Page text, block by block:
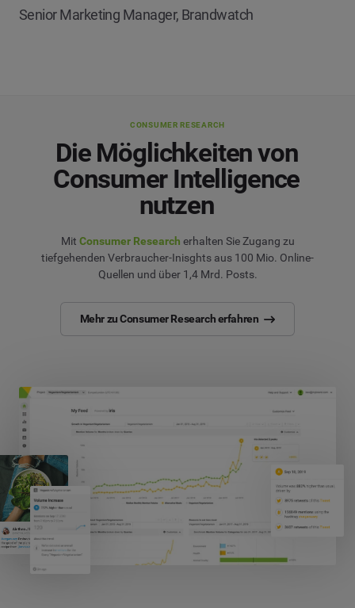
Senior Marketing Manager, Brandwatch
CONSUMER RESEARCH
Die Möglichkeiten von
Consumer Intelligence
nutzen
Mit Consumer Research erhalten Sie Zugang zu
tiefgehenden Verbraucher-Inisghts aus 100 Mio. Online-
Quellen und über 1,4 Mrd. Posts.
Mehr zu Consumer Research erfahren